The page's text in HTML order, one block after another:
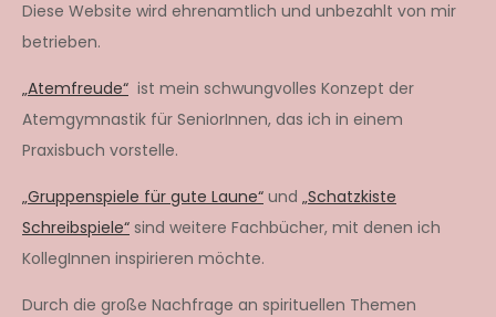
Diese Website wird ehrenamtlich und unbezahlt von mir
betrieben.
„Atemfreude“ ist mein schwungvolles Konzept der
Atemgymnastik für SeniorInnen, das ich in einem
Praxisbuch vorstelle.
„Gruppenspiele für gute Laune“ und „Schatzkiste
Schreibspiele“ sind weitere Fachbücher, mit denen ich
KollegInnen inspirieren möchte.
Durch die große Nachfrage an spirituellen Themen